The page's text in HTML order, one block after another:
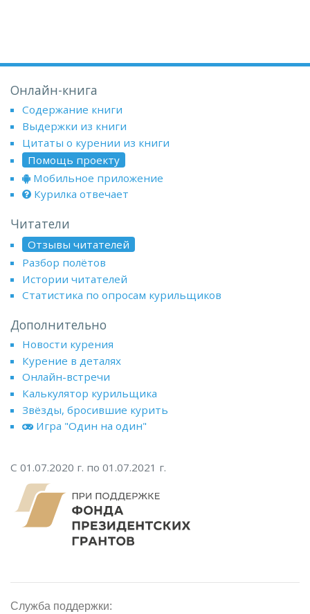
Онлайн-книга
Содержание книги
Выдержки из книги
Цитаты о курении из книги
Помощь проекту
Мобильное приложение
Курилка отвечает
Читатели
Отзывы читателей
Разбор полётов
Истории читателей
Статистика по опросам курильщиков
Дополнительно
Новости курения
Курение в деталях
Онлайн-встречи
Калькулятор курильщика
Звёзды, бросившие курить
Игра "Один на один"
С 01.07.2020 г. по 01.07.2021 г.
Служба поддержки: